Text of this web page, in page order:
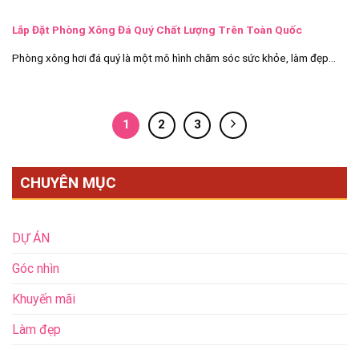
Lắp Đặt Phòng Xông Đá Quý Chất Lượng Trên Toàn Quốc
Phòng xông hơi đá quý là một mô hình chăm sóc sức khỏe, làm đẹp...
1 2 3
CHUYÊN MỤC
DỰ ÁN
Góc nhìn
Khuyến mãi
Làm đẹp